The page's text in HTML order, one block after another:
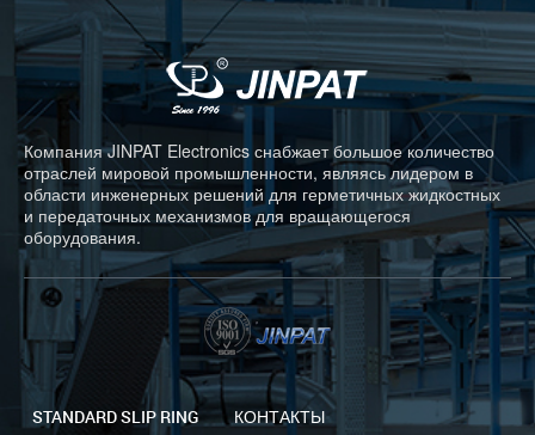
Компания JINPAT Electronics снабжает большое количество
отраслей мировой промышленности, являясь лидером в
области инженерных решений для герметичных жидкостных
и передаточных механизмов для вращающегося
оборудования.
STANDARD SLIP RING КОНТАКТЫ